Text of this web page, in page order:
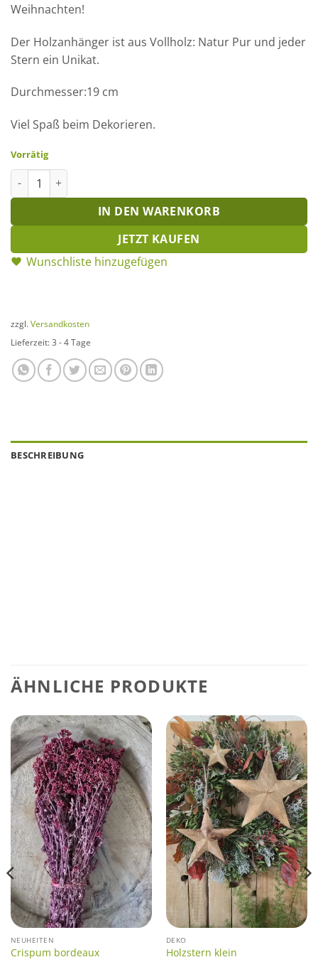
Weihnachten!
Der Holzanhänger ist aus Vollholz: Natur Pur und jeder
Stern ein Unikat.
Durchmesser:19 cm
Viel Spaß beim Dekorieren.
Vorrätig
Holzstern mittel Menge
IN DEN WARENKORB
JETZT KAUFEN
Wunschliste hinzugefügen
zzgl. Versandkosten
Lieferzeit: 3 - 4 Tage
BESCHREIBUNG
ÄHNLICHE PRODUKTE
NEUHEITEN
Crispum bordeaux
DEKO
Holzstern klein